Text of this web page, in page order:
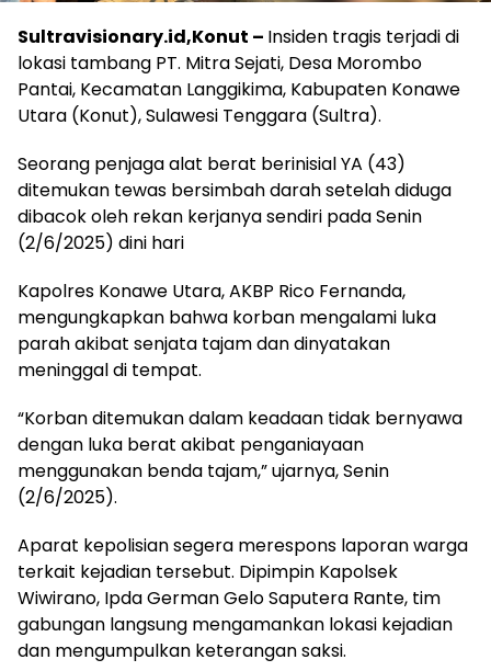
Sultravisionary.id,Konut – Insiden tragis terjadi di
lokasi tambang PT. Mitra Sejati, Desa Morombo
Pantai, Kecamatan Langgikima, Kabupaten Konawe
Utara (Konut), Sulawesi Tenggara (Sultra).
Seorang penjaga alat berat berinisial YA (43)
ditemukan tewas bersimbah darah setelah diduga
dibacok oleh rekan kerjanya sendiri pada Senin
(2/6/2025) dini hari
Kapolres Konawe Utara, AKBP Rico Fernanda,
mengungkapkan bahwa korban mengalami luka
parah akibat senjata tajam dan dinyatakan
meninggal di tempat.
“Korban ditemukan dalam keadaan tidak bernyawa
dengan luka berat akibat penganiayaan
menggunakan benda tajam,” ujarnya, Senin
(2/6/2025).
Aparat kepolisian segera merespons laporan warga
terkait kejadian tersebut. Dipimpin Kapolsek
Wiwirano, Ipda German Gelo Saputera Rante, tim
gabungan langsung mengamankan lokasi kejadian
dan mengumpulkan keterangan saksi.